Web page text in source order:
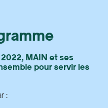
MAIN et ses
pour servir les
: